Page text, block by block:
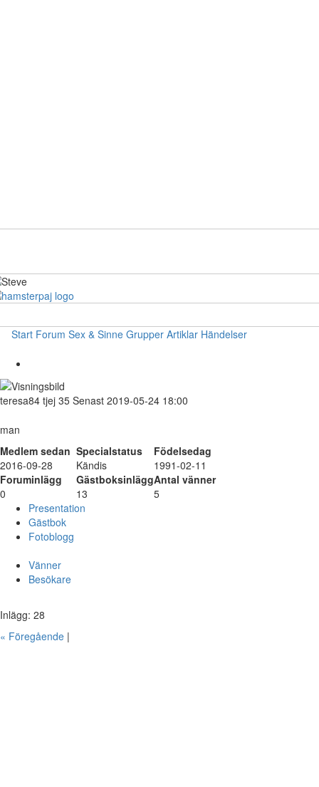
Start Forum Sex & Sinne Grupper Artiklar Händelser
teresa84 tjej 35 Senast 2019-05-24 18:00
man
Medlem sedan Specialstatus
Födelsedag
2016-09-28
Kändis
1991-02-11
Foruminlägg
GästboksinläggAntal vänner
0
13
5
Presentation
Gästbok
Fotoblogg
Vänner
Besökare
Inlägg: 28
« Föregående |